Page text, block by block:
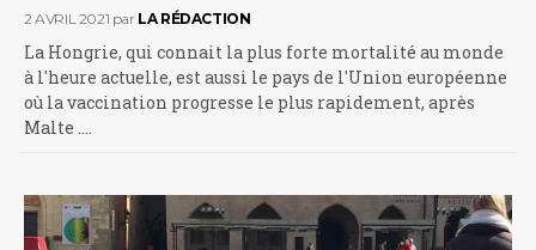
2 AVRIL 2021 par LA RÉDACTION
La Hongrie, qui connait la plus forte mortalité au monde
à l'heure actuelle, est aussi le pays de l'Union européenne
où la vaccination progresse le plus rapidement, après
Malte .…